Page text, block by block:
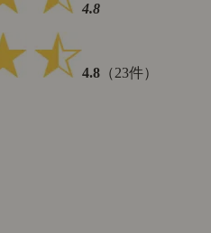
4.8
4.8 （23件）